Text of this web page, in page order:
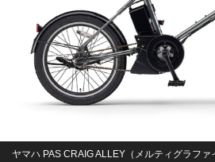
ヤマハ PAS CRAIG ALLEY（メルティグラファ